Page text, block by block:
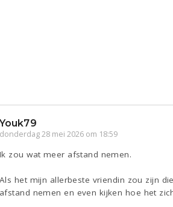
Youk79
donderdag 28 mei 2026 om 18:59
Ik zou wat meer afstand nemen.
Als het mijn allerbeste vriendin zou zijn
afstand nemen en even kijken hoe het